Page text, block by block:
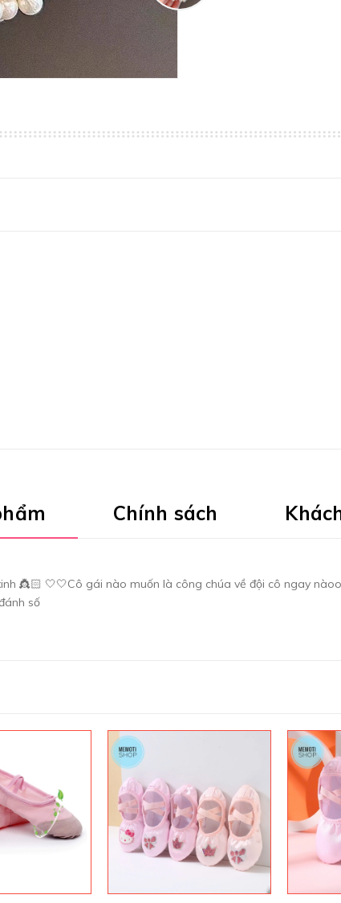
Chính sách
👸🏻 🤍🤍Cô gái nào muốn là công chúa về đội cô ngay
số